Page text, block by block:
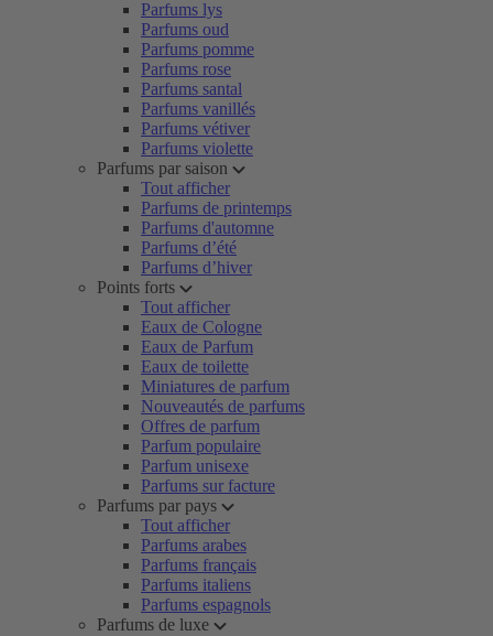
Parfums lys
Parfums oud
Parfums pomme
Parfums rose
Parfums santal
Parfums vanillés
Parfums vétiver
Parfums violette
Parfums par saison
Tout afficher
Parfums de printemps
Parfums d'automne
Parfums d’été
Parfums d’hiver
Points forts
Tout afficher
Eaux de Cologne
Eaux de Parfum
Eaux de toilette
Miniatures de parfum
Nouveautés de parfums
Offres de parfum
Parfum populaire
Parfum unisexe
Parfums sur facture
Parfums par pays
Tout afficher
Parfums arabes
Parfums français
Parfums italiens
Parfums espagnols
Parfums de luxe